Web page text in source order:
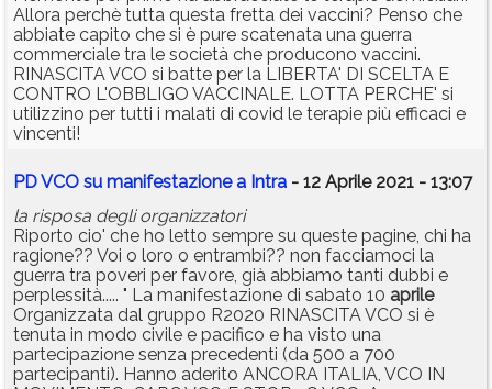
Allora perchè tutta questa fretta dei vaccini? Penso che
abbiate capito che si è pure scatenata una guerra
commerciale tra le società che producono vaccini.
RINASCITA VCO si batte per la LIBERTA' DI SCELTA E
CONTRO L'OBBLIGO VACCINALE. LOTTA PERCHE' si
utilizzino per tutti i malati di covid le terapie più efficaci e
vincenti!
PD VCO su manifestazione a Intra - 12 Aprile 2021 - 13:07
la risposa degli organizzatori
Riporto cio' che ho letto sempre su queste pagine, chi ha
ragione?? Voi o loro o entrambi?? non facciamoci la
guerra tra poveri per favore, già abbiamo tanti dubbi e
perplessità..... " La manifestazione di sabato 10 aprile
Organizzata dal gruppo R2020 RINASCITA VCO si è
tenuta in modo civile e pacifico e ha visto una
partecipazione senza precedenti (da 500 a 700
partecipanti). Hanno aderito ANCORA ITALIA, VCO IN